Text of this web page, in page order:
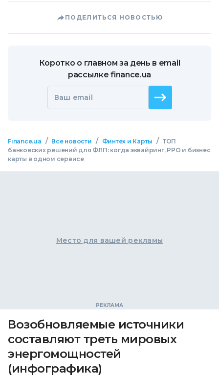
ПОДЕЛИТЬСЯ НОВОСТЬЮ
Коротко о главном за день в email
рассылке finance.ua
Ваш email
Finance.ua / Все новости / Финтех и Карты / ТОП
банковских решений для ФЛП: когда эквайринг, РРО и бизнес
карты в одном сервисе
Место для вашей рекламы
Возобновляемые источники
составляют треть мировых
энергомощностей
(инфографика)